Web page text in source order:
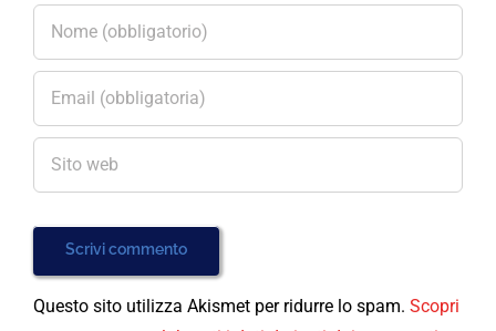
Questo sito utilizza Akismet per ridurre lo spam. Scopri